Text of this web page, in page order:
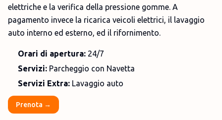
elettriche e la verifica della pressione gomme. A
pagamento invece la ricarica veicoli elettrici, il lavaggio
auto interno ed esterno, ed il rifornimento.
Orari di apertura: 24/7
Servizi: Parcheggio con Navetta
Servizi Extra: Lavaggio auto
Prenota →